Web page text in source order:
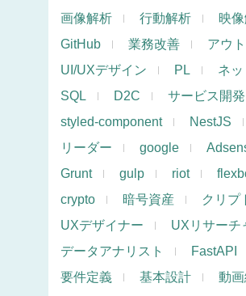
画像解析
行動解析 映
GitHub
業務改善 アウ
UI/UXデザイン
PL ネッ
SQL
D2C サービス開発
styled-component
NestJS
リーダー
google
Grunt
gulp riot
crypto
暗号資産 クリプ
UXデザイナー
UXリサーチ
データアナリスト
FastAPI
要件定義
基本設計 動